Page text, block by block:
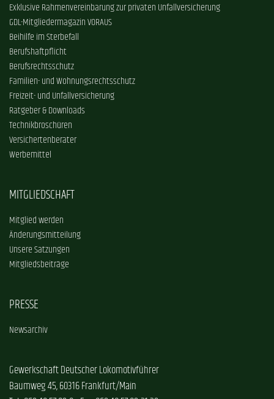
Exklusive Rahmenvereinbarung zur privaten Unfallversicherung
GDL-Mitgliedermagazin VORAUS
Beihilfe im Sterbefall
Berufshaftpflicht
Berufsrechtsschutz
Familien- und Wohnungsrechtsschutz
Freizeit- und Unfallversicherung
Ratgeber & Downloads
Technikbroschüren
Versichertenberater
Werbemittel
MITGLIEDSCHAFT
Mitglied werden
Änderungsmitteilung
Unsere Satzungen
Mitgliedsbeiträge
PRESSE
Newsarchiv
Gewerkschaft Deutscher Lokomotivführer
Baumweg 45, 60316 Frankfurt/Main